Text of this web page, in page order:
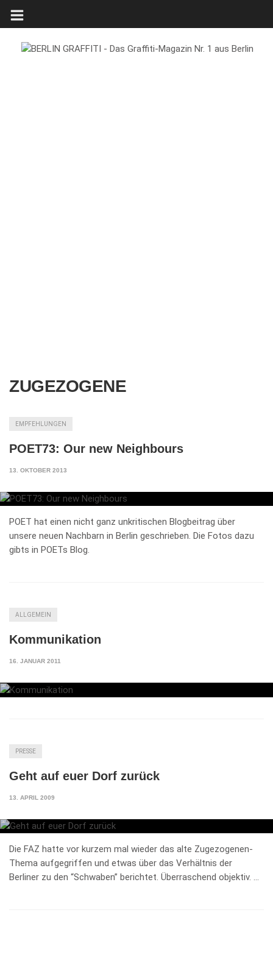
ZUGEZOGENE
EMPFEHLUNGEN
POET73: Our new Neighbours
13. OKTOBER 2013
POET hat einen nicht ganz unkritischen Blogbeitrag über
unsere neuen Nachbarn in Berlin geschrieben. Die Fotos dazu
gibts in POETs Blog.
ALLGEMEIN
Kommunikation
16. JANUAR 2011
PRESSE
Geht auf euer Dorf zurück
13. APRIL 2009
Die FAZ hatte vor kurzem mal wieder das alte Zugezogenen-
Thema aufgegriffen und etwas über das Verhältnis der
Berliner zu den “Schwaben” berichtet. Überraschend objektiv. …